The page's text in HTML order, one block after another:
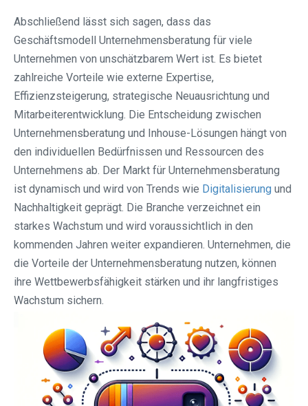
Abschließend lässt sich sagen, dass das
Geschäftsmodell Unternehmensberatung für viele
Unternehmen von unschätzbarem Wert ist. Es bietet
zahlreiche Vorteile wie externe Expertise,
Effizienzsteigerung, strategische Neuausrichtung und
Mitarbeiterentwicklung. Die Entscheidung zwischen
Unternehmensberatung und Inhouse-Lösungen hängt von
den individuellen Bedürfnissen und Ressourcen des
Unternehmens ab. Der Markt für Unternehmensberatung
ist dynamisch und wird von Trends wie Digitalisierung und
Nachhaltigkeit geprägt. Die Branche verzeichnet ein
starkes Wachstum und wird voraussichtlich in den
kommenden Jahren weiter expandieren. Unternehmen, die
die Vorteile der Unternehmensberatung nutzen, können
ihre Wettbewerbsfähigkeit stärken und ihr langfristiges
Wachstum sichern.